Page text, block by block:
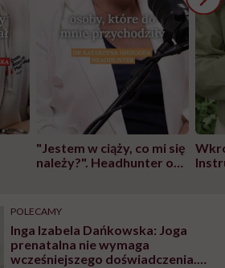
"Jestem w ciąży, co mi się
należy?". Headhunter o
pracy
POLECAMY
Inga Izabela Dańkowska: Joga
prenatalna nie wymaga
wcześniejszego doświadczenia.